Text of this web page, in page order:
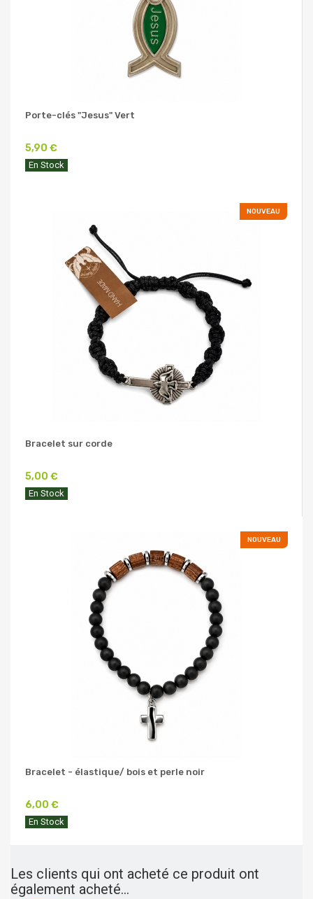
Porte-clés "Jesus" Vert
5,90 €
En Stock
NOUVEAU
Bracelet sur corde
5,00 €
En Stock
NOUVEAU
Bracelet - élastique/ bois et perle noir
6,00 €
En Stock
Les clients qui ont acheté ce produit ont
également acheté...